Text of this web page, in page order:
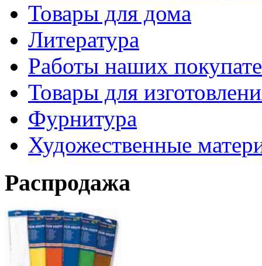
Товары для дома
Литература
Работы наших
Товары для
Фурнитура
Художественные
Распродажа